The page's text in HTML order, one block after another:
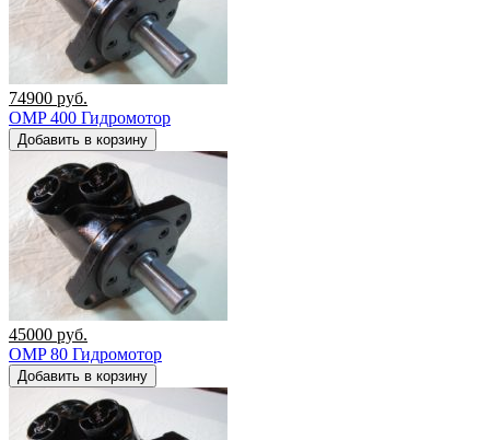
74900 руб.
OMP 400 Гидромотор
Добавить в корзину
45000 руб.
OMP 80 Гидромотор
Добавить в корзину